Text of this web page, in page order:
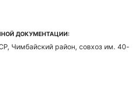
ДОКУМЕНТАЦИИ:
Чимбайский район, совхоз им. 40-